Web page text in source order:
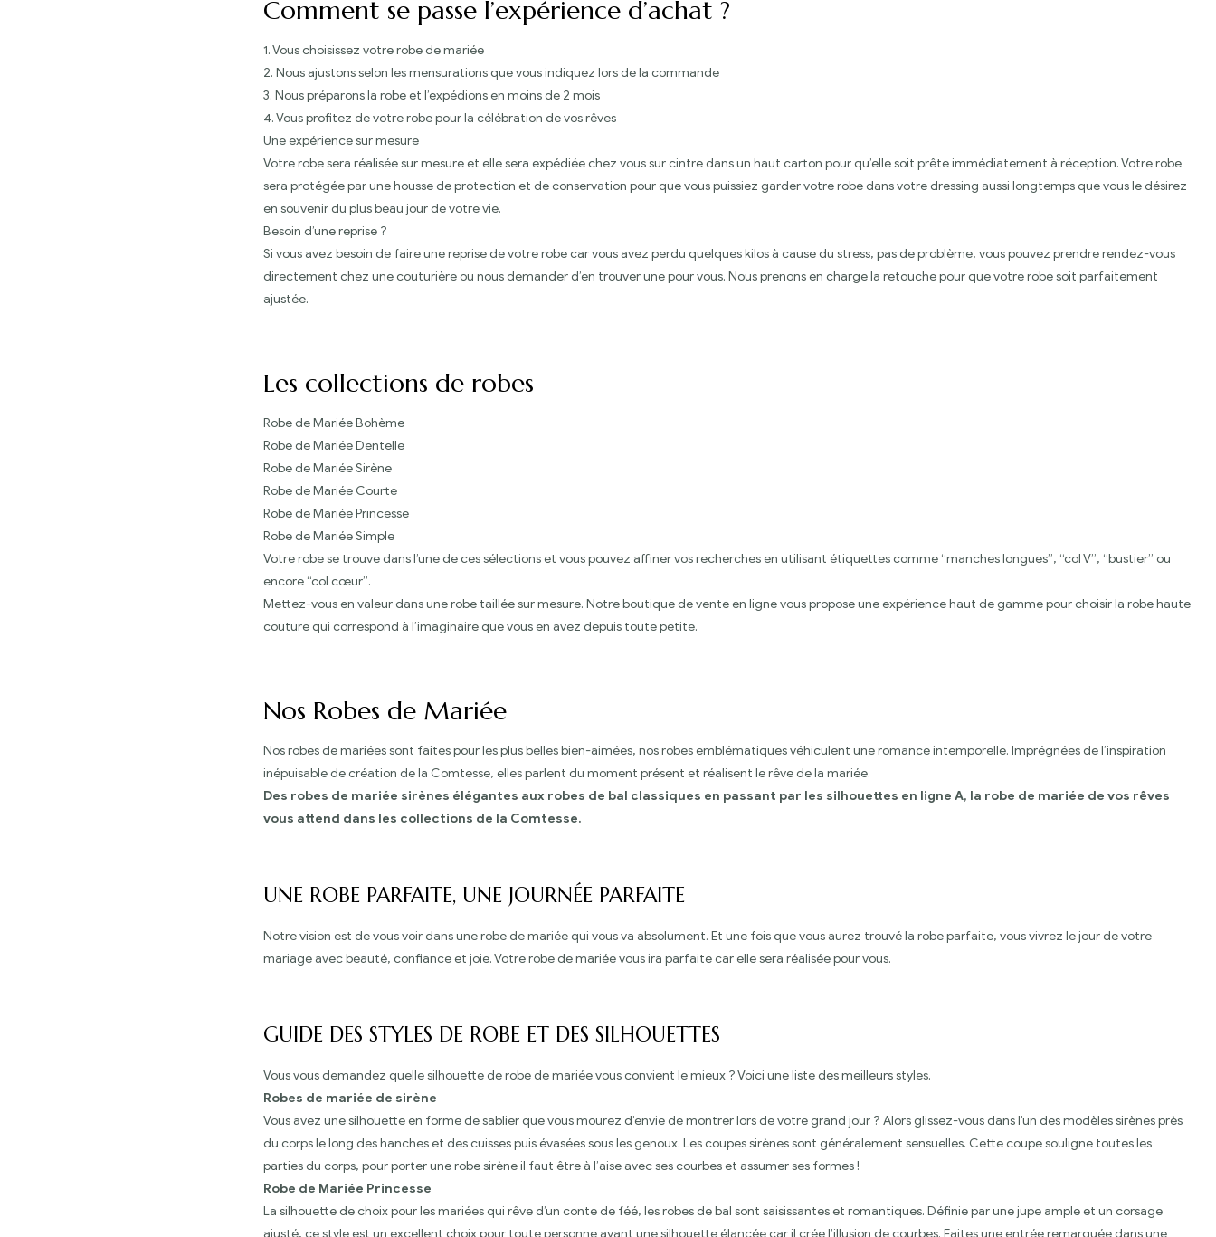
Comment se passe l’expérience d’achat ?
1. Vous choisissez votre robe de mariée
2. Nous ajustons selon les mensurations que vous indiquez lors de la commande
3. Nous préparons la robe et l’expédions en moins de 2 mois
4. Vous profitez de votre robe pour la célébration de vos rêves
Une expérience sur mesure
Votre robe sera réalisée sur mesure et elle sera expédiée chez vous sur cintre dans un haut carton pour qu’elle soit prête immédiatement à réception. Votre robe
sera protégée par une housse de protection et de conservation pour que vous puissiez garder votre robe dans votre dressing aussi longtemps que vous le désirez
en souvenir du plus beau jour de votre vie.
Besoin d’une reprise ?
Si vous avez besoin de faire une reprise de votre robe car vous avez perdu quelques kilos à cause du stress, pas de problème, vous pouvez prendre rendez-vous
directement chez une couturière ou nous demander d’en trouver une pour vous. Nous prenons en charge la retouche pour que votre robe soit parfaitement
ajustée.
Les collections de robes
Robe de Mariée Bohème
Robe de Mariée Dentelle
Robe de Mariée Sirène
Robe de Mariée Courte
Robe de Mariée Princesse
Robe de Mariée Simple
Votre robe se trouve dans l’une de ces sélections et vous pouvez affiner vos recherches en utilisant étiquettes comme “manches longues”, “col V”, “bustier” ou
encore “col cœur”.
Mettez-vous en valeur dans une robe taillée sur mesure. Notre boutique de vente en ligne vous propose une expérience haut de gamme pour choisir la robe haute
couture qui correspond à l’imaginaire que vous en avez depuis toute petite.
Nos Robes de Mariée
Nos robes de mariées sont faites pour les plus belles bien-aimées, nos robes emblématiques véhiculent une romance intemporelle. Imprégnées de l’inspiration
inépuisable de création de la Comtesse, elles parlent du moment présent et réalisent le rêve de la mariée.
Des robes de mariée sirènes élégantes aux robes de bal classiques en passant par les silhouettes en ligne A, la robe de mariée de vos rêves
vous attend dans les collections de la Comtesse.
UNE ROBE PARFAITE, UNE JOURNÉE PARFAITE
Notre vision est de vous voir dans une robe de mariée qui vous va absolument. Et une fois que vous aurez trouvé la robe parfaite, vous vivrez le jour de votre
mariage avec beauté, confiance et joie. Votre robe de mariée vous ira parfaite car elle sera réalisée pour vous.
GUIDE DES STYLES DE ROBE ET DES SILHOUETTES
Vous vous demandez quelle silhouette de robe de mariée vous convient le mieux ? Voici une liste des meilleurs styles.
Robes de mariée de sirène
Vous avez une silhouette en forme de sablier que vous mourez d’envie de montrer lors de votre grand jour ? Alors glissez-vous dans l’un des modèles sirènes près
du corps le long des hanches et des cuisses puis évasées sous les genoux. Les coupes sirènes sont généralement sensuelles. Cette coupe souligne toutes les
parties du corps, pour porter une robe sirène il faut être à l’aise avec ses courbes et assumer ses formes !
Robe de Mariée Princesse
La silhouette de choix pour les mariées qui rêve d’un conte de féé, les robes de bal sont saisissantes et romantiques. Définie par une jupe ample et un corsage
ajusté, ce style est un excellent choix pour toute personne ayant une silhouette élancée car il crée l’illusion de courbes. Faites une entrée remarquée dans une